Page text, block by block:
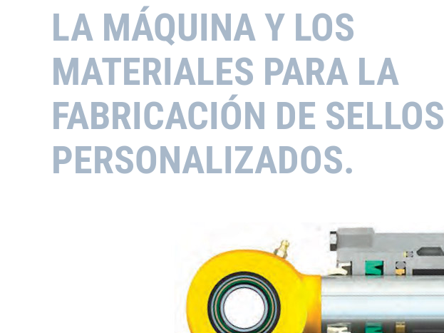
LA MÁQUINA Y LOS
MATERIALES PARA LA
FABRICACIÓN DE SELLOS
PERSONALIZADOS.